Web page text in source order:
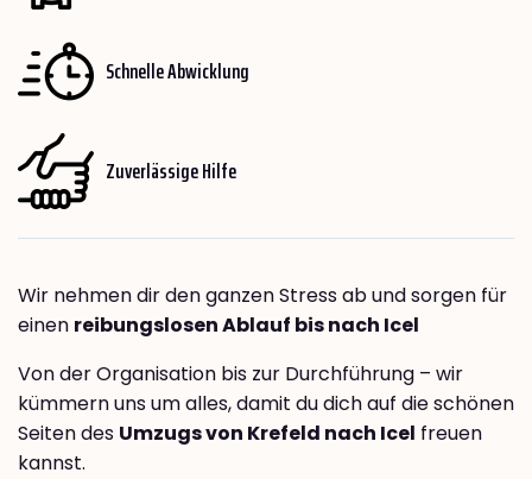
Schnelle Abwicklung
Zuverlässige Hilfe
Wir nehmen dir den ganzen Stress ab und sorgen für
einen reibungslosen Ablauf bis nach Icel
Von der Organisation bis zur Durchführung – wir
kümmern uns um alles, damit du dich auf die schönen
Seiten des Umzugs von Krefeld nach Icel freuen
kannst.